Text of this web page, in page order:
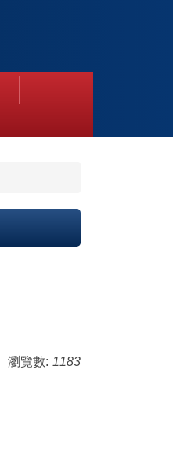
瀏覽數: 1183